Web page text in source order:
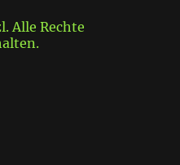
Alle Rechte